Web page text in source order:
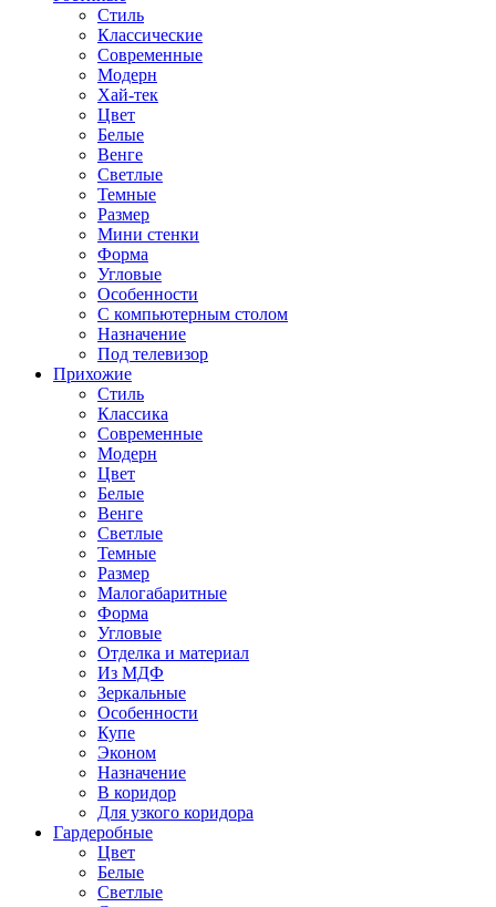
Стиль
Классические
Современные
Модерн
Хай-тек
Цвет
Белые
Венге
Светлые
Темные
Размер
Мини стенки
Форма
Угловые
Особенности
С компьютерным столом
Назначение
Под телевизор
Прихожие
Стиль
Классика
Современные
Модерн
Цвет
Белые
Венге
Светлые
Темные
Размер
Малогабаритные
Форма
Угловые
Отделка и материал
Из МДФ
Зеркальные
Особенности
Купе
Эконом
Назначение
В коридор
Для узкого коридора
Гардеробные
Цвет
Белые
Светлые